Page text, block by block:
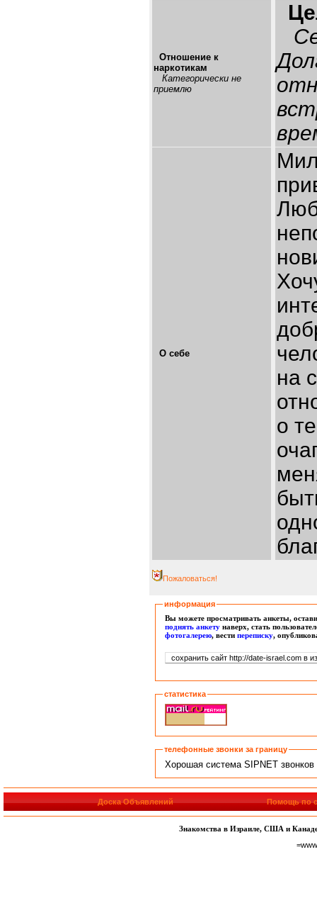
Отношение к
наркотикам
Категорически не
приемлю
О себе
на
о
Пожаловаться!
информация
Вы можете просматривать анкеты,
поднять анкетунаверх, стать
фотогалерею, вести переписку,
статистика
телефонные звонки за границу
Хорошая система SIPNET звонков
Доска Объявлений Помощь по
Знакомства в Израиле, США и